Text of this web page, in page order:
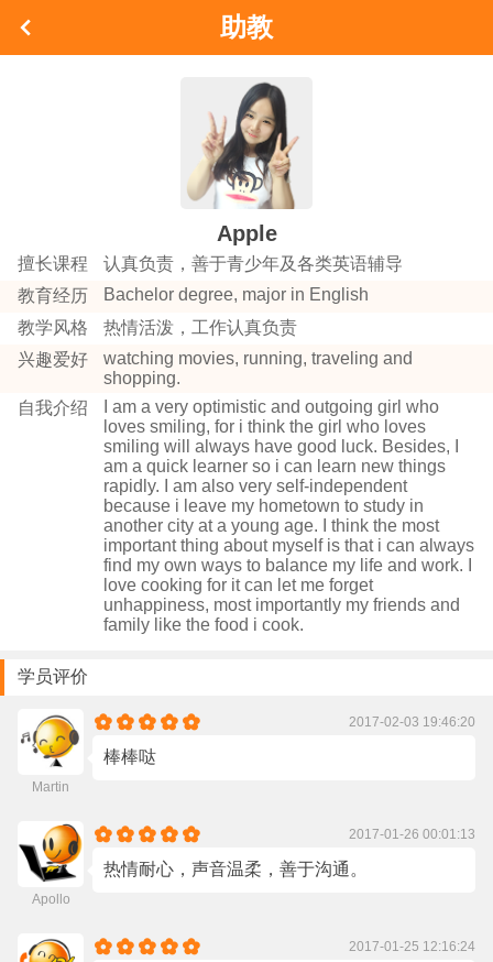
助教
Apple
擅长课程
认真负责，善于青少年及各类英语辅导
教育经历
Bachelor degree, major in English
教学风格
热情活泼，工作认真负责
兴趣爱好
watching movies, running, traveling and
shopping.
自我介绍
I am a very optimistic and outgoing girl who
loves smiling, for i think the girl who loves
smiling will always have good luck. Besides, I
am a quick learner so i can learn new things
rapidly. I am also very self-independent
because i leave my hometown to study in
another city at a young age. I think the most
important thing about myself is that i can always
find my own ways to balance my life and work. I
love cooking for it can let me forget
unhappiness, most importantly my friends and
family like the food i cook.
学员评价
Martin
2017-02-03 19:46:20
棒棒哒
Apollo
2017-01-26 00:01:13
热情耐心，声音温柔，善于沟通。
2017-01-25 12:16:24